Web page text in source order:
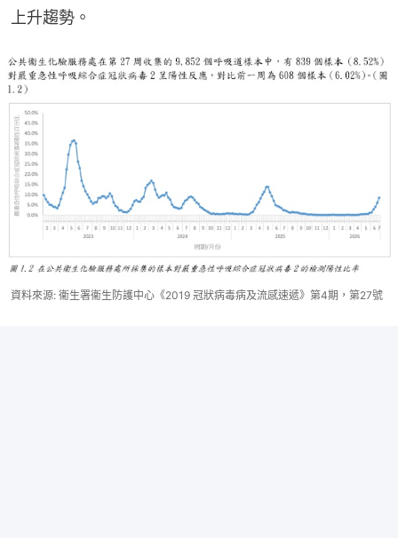
上升趨勢。
資料來源: 衞生署衞生防護中心《2019 冠狀病毒病及流感速遞》第4期，第27號